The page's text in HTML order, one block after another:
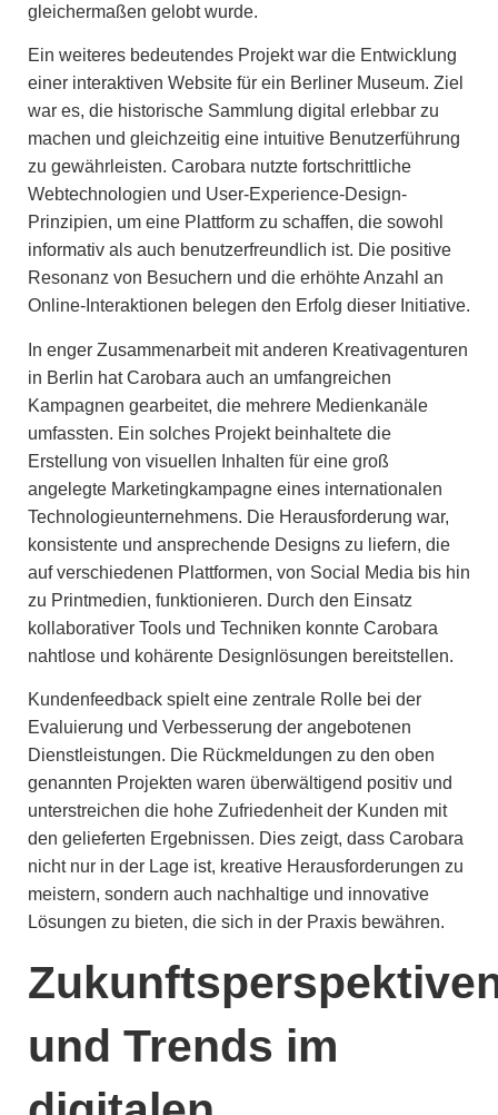
gleichermaßen gelobt wurde.
Ein weiteres bedeutendes Projekt war die Entwicklung
einer interaktiven Website für ein Berliner Museum. Ziel
war es, die historische Sammlung digital erlebbar zu
machen und gleichzeitig eine intuitive Benutzerführung
zu gewährleisten. Carobara nutzte fortschrittliche
Webtechnologien und User-Experience-Design-
Prinzipien, um eine Plattform zu schaffen, die sowohl
informativ als auch benutzerfreundlich ist. Die positive
Resonanz von Besuchern und die erhöhte Anzahl an
Online-Interaktionen belegen den Erfolg dieser Initiative.
In enger Zusammenarbeit mit anderen Kreativagenturen
in Berlin hat Carobara auch an umfangreichen
Kampagnen gearbeitet, die mehrere Medienkanäle
umfassten. Ein solches Projekt beinhaltete die
Erstellung von visuellen Inhalten für eine groß
angelegte Marketingkampagne eines internationalen
Technologieunternehmens. Die Herausforderung war,
konsistente und ansprechende Designs zu liefern, die
auf verschiedenen Plattformen, von Social Media bis hin
zu Printmedien, funktionieren. Durch den Einsatz
kollaborativer Tools und Techniken konnte Carobara
nahtlose und kohärente Designlösungen bereitstellen.
Kundenfeedback spielt eine zentrale Rolle bei der
Evaluierung und Verbesserung der angebotenen
Dienstleistungen. Die Rückmeldungen zu den oben
genannten Projekten waren überwältigend positiv und
unterstreichen die hohe Zufriedenheit der Kunden mit
den gelieferten Ergebnissen. Dies zeigt, dass Carobara
nicht nur in der Lage ist, kreative Herausforderungen zu
meistern, sondern auch nachhaltige und innovative
Lösungen zu bieten, die sich in der Praxis bewähren.
und Trends im